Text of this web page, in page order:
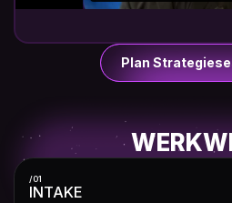
Plan
/01
INTAKE